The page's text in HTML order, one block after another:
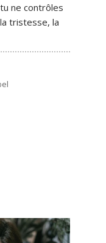
ne contrôles
tristesse, la